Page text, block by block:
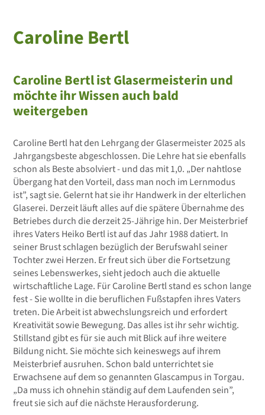
Caroline Bertl
Caroline Bertl ist Glasermeisterin und
möchte ihr Wissen auch bald
weitergeben
Caroline Bertl hat den Lehrgang der Glasermeister 2025 als
Jahrgangsbeste abgeschlossen. Die Lehre hat sie ebenfalls
schon als Beste absolviert - und das mit 1,0. „Der nahtlose
Übergang hat den Vorteil, dass man noch im Lernmodus
ist”, sagt sie. Gelernt hat sie ihr Handwerk in der elterlichen
Glaserei. Derzeit läuft alles auf die spätere Übernahme des
Betriebes durch die derzeit 25-Jährige hin. Der Meisterbrief
ihres Vaters Heiko Bertl ist auf das Jahr 1988 datiert. In
seiner Brust schlagen bezüglich der Berufswahl seiner
Tochter zwei Herzen. Er freut sich über die Fortsetzung
seines Lebenswerkes, sieht jedoch auch die aktuelle
wirtschaftliche Lage. Für Caroline Bertl stand es schon lange
fest - Sie wollte in die beruflichen Fußstapfen ihres Vaters
treten. Die Arbeit ist abwechslungsreich und erfordert
Kreativität sowie Bewegung. Das alles ist ihr sehr wichtig.
Stillstand gibt es für sie auch mit Blick auf ihre weitere
Bildung nicht. Sie möchte sich keineswegs auf ihrem
Meisterbrief ausruhen. Schon bald unterrichtet sie
Erwachsene auf dem so genannten Glascampus in Torgau.
„Da muss ich ohnehin ständig auf dem Laufenden sein”,
freut sie sich auf die nächste Herausforderung.